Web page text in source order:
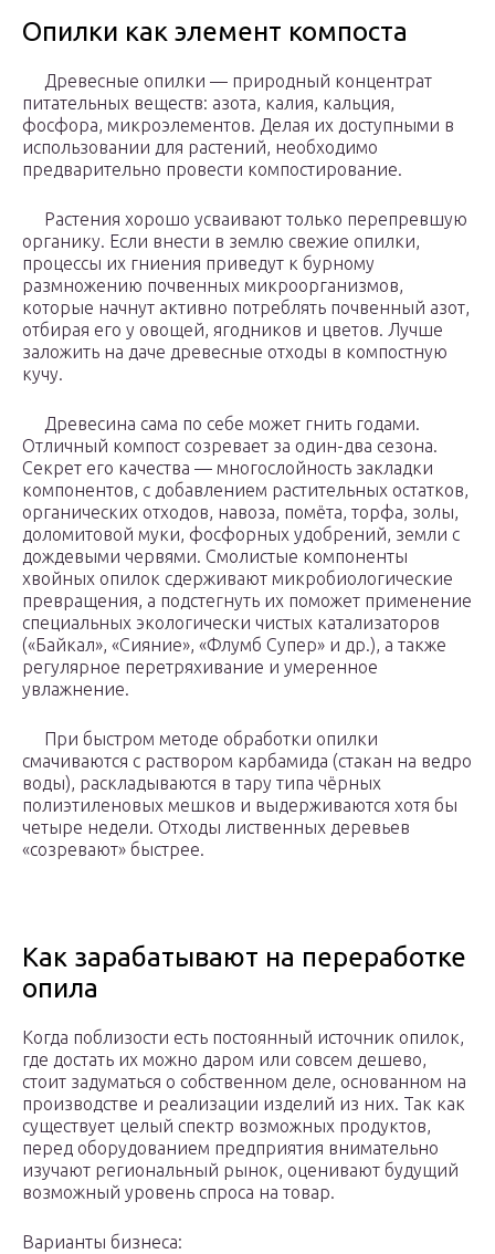
Опилки как элемент компоста
Древесные опилки — природный концентрат
питательных веществ: азота, калия, кальция,
фосфора, микроэлементов. Делая их доступными в
использовании для растений, необходимо
предварительно провести компостирование.
Растения хорошо усваивают только перепревшую
органику. Если внести в землю свежие опилки,
процессы их гниения приведут к бурному
размножению почвенных микроорганизмов,
которые начнут активно потреблять почвенный азот,
отбирая его у овощей, ягодников и цветов. Лучше
заложить на даче древесные отходы в компостную
кучу.
Древесина сама по себе может гнить годами.
Отличный компост созревает за один-два сезона.
Секрет его качества — многослойность закладки
компонентов, с добавлением растительных остатков,
органических отходов, навоза, помёта, торфа, золы,
доломитовой муки, фосфорных удобрений, земли с
дождевыми червями. Смолистые компоненты
хвойных опилок сдерживают микробиологические
превращения, а подстегнуть их поможет применение
специальных экологически чистых катализаторов
(«Байкал», «Сияние», «Флумб Супер» и др.), а также
регулярное перетряхивание и умеренное
увлажнение.
При быстром методе обработки опилки
смачиваются с раствором карбамида (стакан на ведро
воды), раскладываются в тару типа чёрных
полиэтиленовых мешков и выдерживаются хотя бы
четыре недели. Отходы лиственных деревьев
«созревают» быстрее.
Как зарабатывают на переработке
опила
Когда поблизости есть постоянный источник опилок,
где достать их можно даром или совсем дешево,
стоит задуматься о собственном деле, основанном на
производстве и реализации изделий из них. Так как
существует целый спектр возможных продуктов,
перед оборудованием предприятия внимательно
изучают региональный рынок, оценивают будущий
возможный уровень спроса на товар.
Варианты бизнеса: